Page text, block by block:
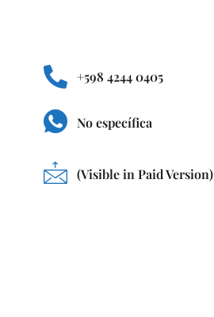
+598 4244 0405
No específica
(Visible in Paid Version)